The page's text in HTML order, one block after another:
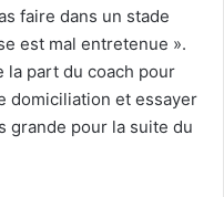
faire dans un stade
est mal entretenue ».
la part du coach pour
domiciliation et essayer
grande pour la suite du